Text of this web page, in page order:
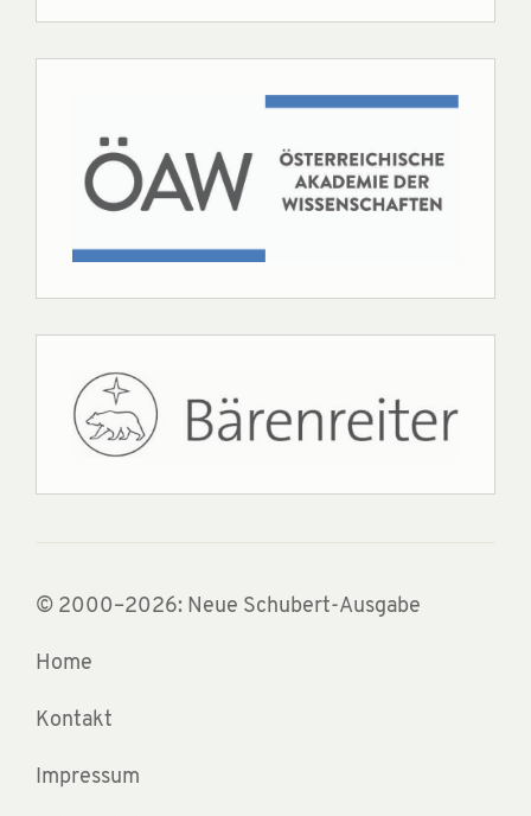
© 2000–2026: Neue Schubert-Ausgabe
Home
Kontakt
Impressum